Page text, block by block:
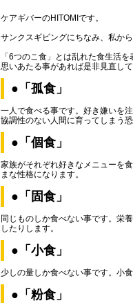
ケアギバーのHITOMIです。
サンクスギビングにちなみ、私か
「6つのこ食」とは乱れた食生活
思いあたる事があれば是非見直し
●「孤食」
一人で食べる事です。好き嫌いを
協調性のない人間に育ってしまう
●「個食」
家族がそれぞれ好きなメニューを
まな性格になります。
●「固食」
同じものしか食べない事です。栄
したりします。
●「小食」
少しの量しか食べない事です。小
●「粉食」